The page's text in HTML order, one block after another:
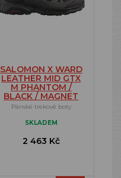
SALOMON X WARD
LEATHER MID GTX
M PHANTOM /
BLACK / MAGNET
Pánské trekové boty
SKLADEM
2 463 Kč